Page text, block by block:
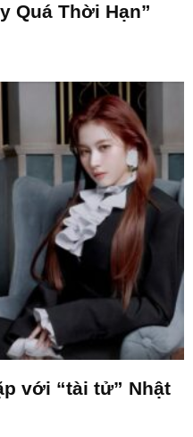
Quá Thời Hạn”
với “tài tử” Nhật